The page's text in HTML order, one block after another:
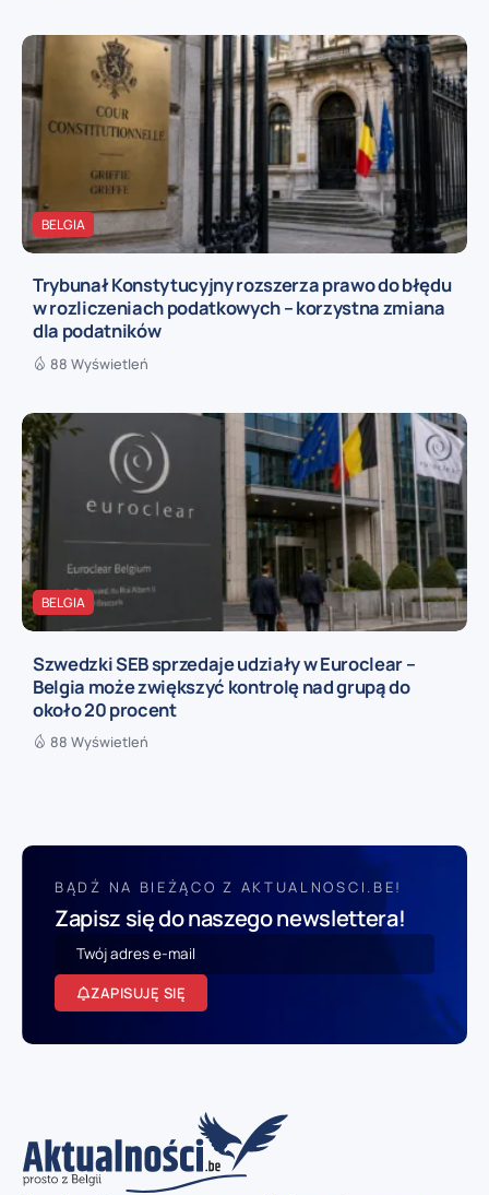
BELGIA
Trybunał Konstytucyjny rozszerza prawo do błędu
w rozliczeniach podatkowych – korzystna zmiana
dla podatników
88 Wyświetleń
BELGIA
Szwedzki SEB sprzedaje udziały w Euroclear –
Belgia może zwiększyć kontrolę nad grupą do
około 20 procent
88 Wyświetleń
BĄDŹ NA BIEŻĄCO Z AKTUALNOSCI.BE!
Zapisz się do naszego newslettera!
ZAPISUJĘ SIĘ